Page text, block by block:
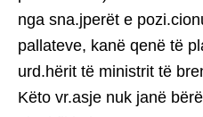
nga sna.jperët e
pallateve, kanë qenë të
urd.hërit të ministrit të
Këto vr.asje nuk janë